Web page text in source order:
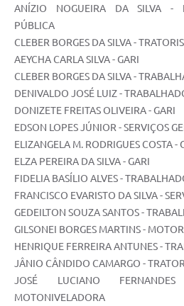
Emprega
Enquete
ANÍZIO NOGUEIRA DA SILVA -
PÚBLICA
CLEBER BORGES DA SILVA -
AEYCHA CARLA SILVA - GARI
CLEBER BORGES DA SILVA -
DENIVALDO JOSÉ LUIZ -
DONIZETE FREITAS OLIVEIRA - GARI
EDSON LOPES JÚNIOR - SERVIÇOS
ELIZANGELA M. RODRIGUES COSTA -
ELZA PEREIRA DA SILVA - GARI
FIDELIA BASÍLIO ALVES -
FRANCISCO EVARISTO DA SILVA -
GEDEILTON SOUZA SANTOS -
GILSONEI BORGES MARTINS -
HENRIQUE FERREIRA ANTUNES -
JÂNIO CÂNDIDO CAMARGO -
JOSÉ LUCIANO
MOTONIVELADORA